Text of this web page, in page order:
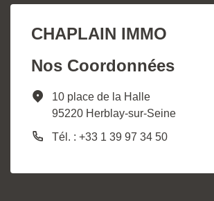
CHAPLAIN IMMO
Nos Coordonnées
10 place de la Halle
95220 Herblay-sur-Seine
Tél. : +33 1 39 97 34 50